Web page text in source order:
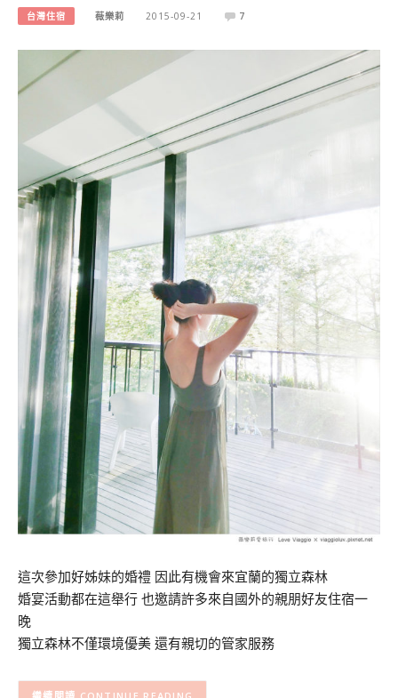
台灣住宿 薇樂莉 2015-09-21 7
這次參加好姊妹的婚禮 因此有機會來宜蘭的獨立森林
婚宴活動都在這舉行 也邀請許多來自國外的親朋好友住宿一
晚
獨立森林不僅環境優美 還有親切的管家服務